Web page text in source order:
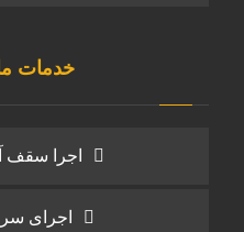
خدمات
اجرا سقف
اجرای